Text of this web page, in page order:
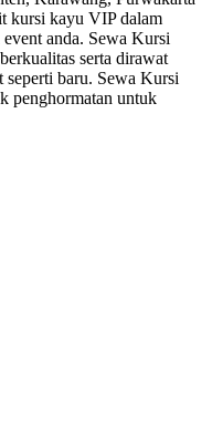
kursi kayu VIP dalam
anda. Sewa Kursi
serta dirawat
seperti baru. Sewa Kursi
penghormatan untuk